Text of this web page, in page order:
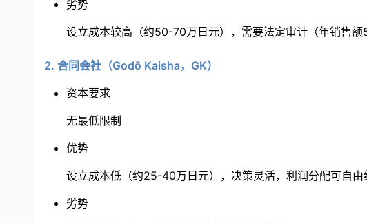
劣势
设立成本较高（约50-70万日元），需要法定审计（年销售额
2. 合同会社（Godō Kaisha，GK）
资本要求
无最低限制
优势
设立成本低（约25-40万日元），决策灵活，利润分配可自由
劣势